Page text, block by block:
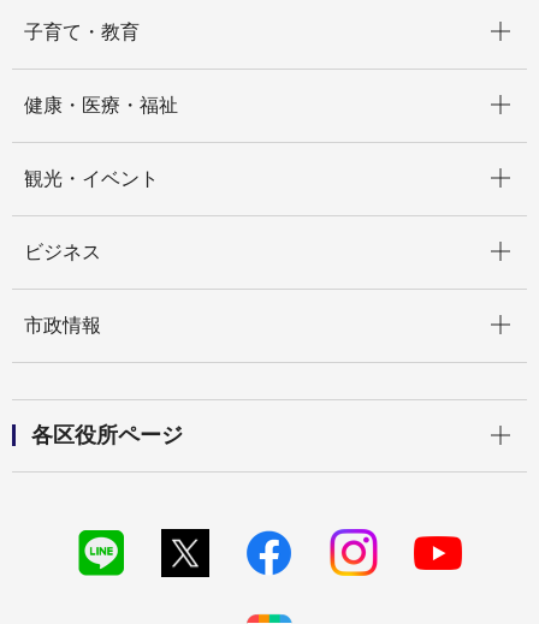
子育て・教育
健康・医療・福祉
観光・イベント
ビジネス
市政情報
各区役所ページ